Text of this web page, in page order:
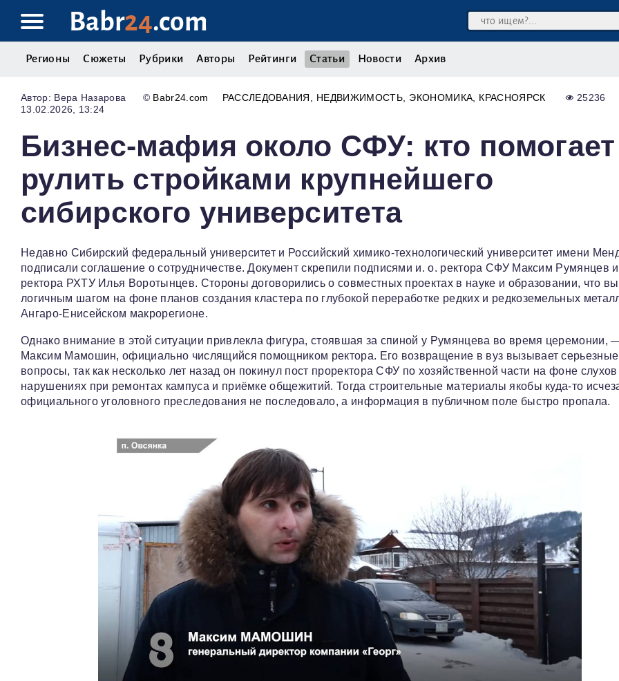
Babr24.com
Регионы Сюжеты Рубрики Авторы Рейтинги Статьи Новости Архив
Вера Назарова © Babr24.com РАССЛЕДОВАНИЯ НЕДВИЖИМОСТЬ ЭКОНОМИКА КРАСНОЯРСК
25236
13.02.2026, 13:24
Бизнес-мафия около СФУ: кто помогает
рулить стройками крупнейшего
сибирского университета
Недавно Сибирский федеральный университет и Российский химико-технологический университет имени
подписали соглашение о сотрудничестве. Документ скрепили подписями и. о. ректора СФУ Максим Румянцев
ректора РХТУ Илья Воротынцев. Стороны договорились о совместных проектах в науке и образовании, что
логичным шагом на фоне планов создания кластера по глубокой переработке редких и редкоземельных
Ангаро-Енисейском макрорегионе.
Однако внимание в этой ситуации привлекла фигура, стоявшая за спиной у Румянцева во время церемонии,
Максим Мамошин, официально числящийся помощником ректора. Его возвращение в вуз вызывает серьезные
вопросы, так как несколько лет назад он покинул пост проректора СФУ по хозяйственной части на фоне
нарушениях при ремонтах кампуса и приёмке общежитий. Тогда строительные материалы якобы куда-то
официального уголовного преследования не последовало, а информация в публичном поле быстро пропала.